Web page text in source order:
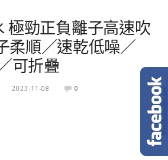
極勁正負離子高速吹
柔順／速乾低噪／
可折疊
2023-11-08 0